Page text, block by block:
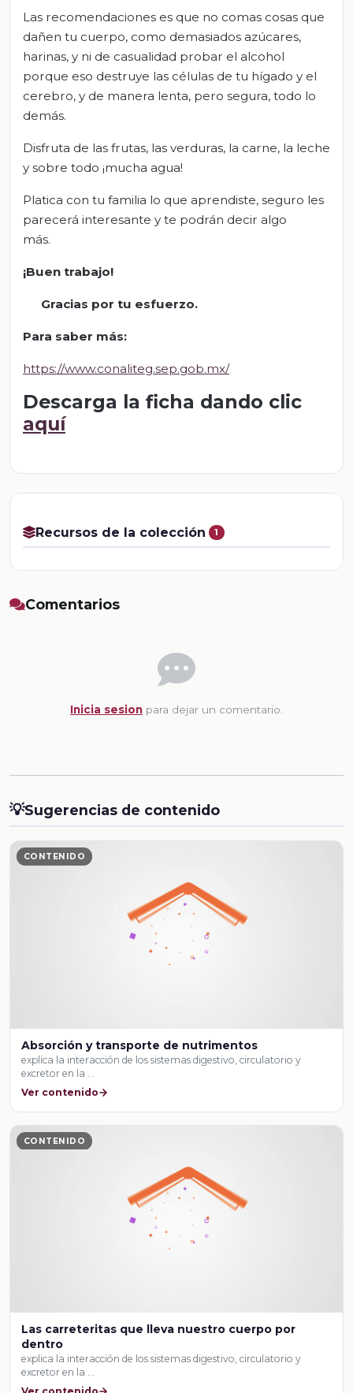
Las recomendaciones es que no comas cosas que
dañen tu cuerpo, como demasiados azúcares,
harinas, y ni de casualidad probar el alcohol
porque eso destruye las células de tu hígado y el
cerebro, y de manera lenta, pero segura, todo lo
demás.
Disfruta de las frutas, las verduras, la carne, la leche
y sobre todo ¡mucha agua!
Platica con tu familia lo que aprendiste, seguro les
parecerá interesante y te podrán decir algo
más.
¡Buen trabajo!
Gracias por tu esfuerzo.
Para saber más:
https://www.conaliteg.sep.gob.mx/
Descarga la ficha dando clic
aquí
Recursos de la colección 1
Comentarios
Inicia sesion para dejar un comentario.
💡Sugerencias de contenido
CONTENIDO
Absorción y transporte de nutrimentos
explica la interacción de los sistemas digestivo, circulatorio y
excretor en la …
Ver contenido
CONTENIDO
Las carreteritas que lleva nuestro cuerpo por
dentro
explica la interacción de los sistemas digestivo, circulatorio y
excretor en la …